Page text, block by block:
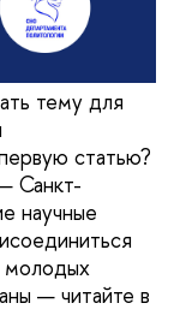
тему для
статью?
Санкт-
научные
молодых
— читайте в